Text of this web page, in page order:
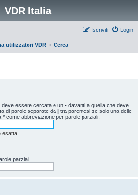
VDR Italia
Login
Iscriviti
utilizzatori VDR Cerca
deve essere cercata e un - davanti a quella che deve
di parole separate da | tra parentesi se solo una delle
come abbreviazione per parole parziali.
esatta
parziali.